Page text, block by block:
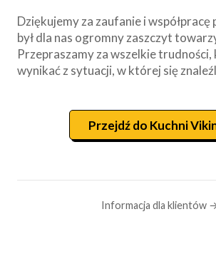
Dziękujemy za zaufanie i współpracę
był dla nas ogromny zaszczyt
Przepraszamy za wszelkie
wynikać z sytuacji, w której się
Przejdź do Kuchni
Informacja dla klientów